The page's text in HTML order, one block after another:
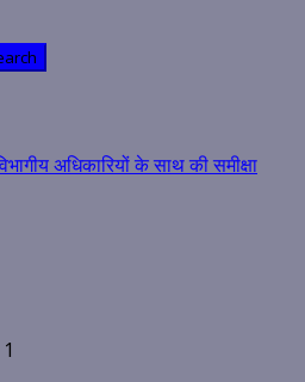
अधिकारियों के साथ की समीक्षा
1